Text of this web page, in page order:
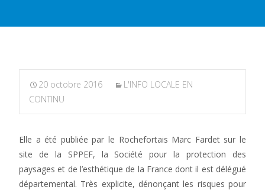
20 octobre 2016
L'INFO LOCALE EN
CONTINU
Elle a été publiée par le Rochefortais Marc Fardet sur le
site de la SPPEF, la Société pour la protection des
paysages et de l’esthétique de la France dont il est délégué
départemental. Très explicite, dénonçant les risques pour